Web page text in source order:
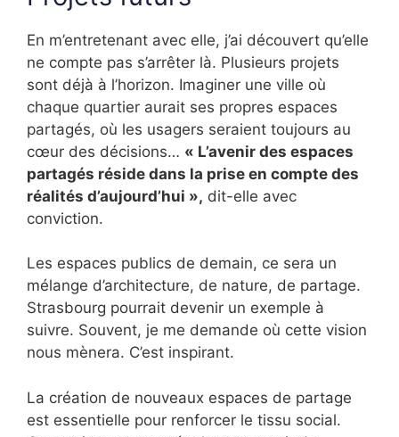
En m’entretenant avec elle, j’ai découvert qu’elle
ne compte pas s’arrêter là. Plusieurs projets
sont déjà à l’horizon. Imaginer une ville où
chaque quartier aurait ses propres espaces
partagés, où les usagers seraient toujours au
cœur des décisions… « L’avenir des espaces
partagés réside dans la prise en compte des
réalités d’aujourd’hui », dit-elle avec
conviction.
Les espaces publics de demain, ce sera un
mélange d’architecture, de nature, de partage.
Strasbourg pourrait devenir un exemple à
suivre. Souvent, je me demande où cette vision
nous mènera. C’est inspirant.
La création de nouveaux espaces de partage
est essentielle pour renforcer le tissu social.